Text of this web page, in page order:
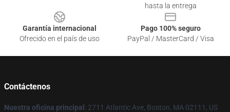
hasta la entrega
Garantía internacional
Ofrecido en el país de uso
Pago 100% seguro
PayPal / MasterCard / Visa
Contáctenos
Nuestra oficina principal : 2711 Atlantic Ave, Boston, MA 02111, US